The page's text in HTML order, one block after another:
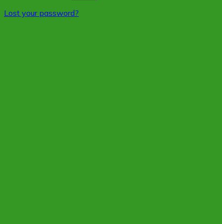
Lost your password?